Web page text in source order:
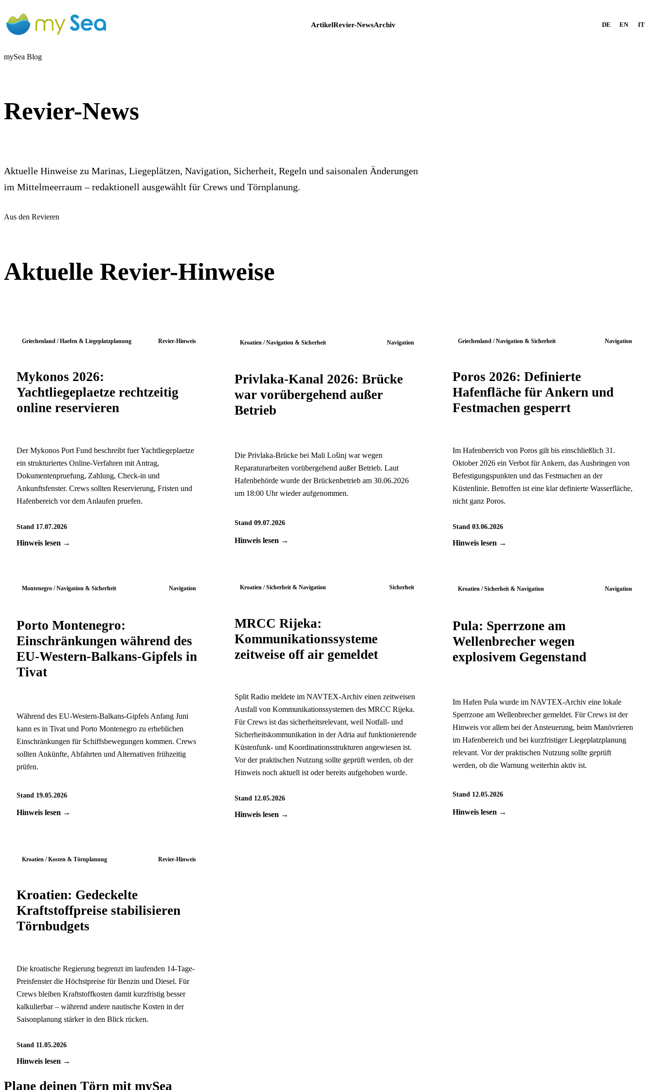
ArtikelRevier-NewsArchiv DE EN IT
mySea Blog
Revier-News
Aktuelle Hinweise zu Marinas, Liegeplätzen, Navigation, Sicherheit, Regeln und saisonalen Änderungen
im Mittelmeerraum – redaktionell ausgewählt für Crews und Törnplanung.
Aus den Revieren
Aktuelle Revier-Hinweise
Griechenland / Haefen & Liegeplatzplanung Revier-Hinweis
Mykonos 2026:
Yachtliegeplaetze rechtzeitig
online reservieren
Der Mykonos Port Fund beschreibt fuer Yachtliegeplaetze
ein strukturiertes Online-Verfahren mit Antrag,
Dokumentenpruefung, Zahlung, Check-in und
Ankunftsfenster. Crews sollten Reservierung, Fristen und
Hafenbereich vor dem Anlaufen pruefen.
Stand 17.07.2026
Hinweis lesen →
Kroatien / Navigation & Sicherheit Navigation
Privlaka-Kanal 2026: Brücke
war vorübergehend außer
Betrieb
Die Privlaka-Brücke bei Mali Lošinj war wegen
Reparaturarbeiten vorübergehend außer Betrieb. Laut
Hafenbehörde wurde der Brückenbetrieb am 30.06.2026
um 18:00 Uhr wieder aufgenommen.
Stand 09.07.2026
Hinweis lesen →
Griechenland / Navigation & Sicherheit Navigation
Poros 2026: Definierte
Hafenfläche für Ankern und
Festmachen gesperrt
Im Hafenbereich von Poros gilt bis einschließlich 31.
Oktober 2026 ein Verbot für Ankern, das Ausbringen von
Befestigungspunkten und das Festmachen an der
Küstenlinie. Betroffen ist eine klar definierte Wasserfläche,
nicht ganz Poros.
Stand 03.06.2026
Hinweis lesen →
Montenegro / Navigation & Sicherheit Navigation
Porto Montenegro:
Einschränkungen während des
EU-Western-Balkans-Gipfels in
Tivat
Während des EU-Western-Balkans-Gipfels Anfang Juni
kann es in Tivat und Porto Montenegro zu erheblichen
Einschränkungen für Schiffsbewegungen kommen. Crews
sollten Ankünfte, Abfahrten und Alternativen frühzeitig
prüfen.
Stand 19.05.2026
Hinweis lesen →
Kroatien / Sicherheit & Navigation Sicherheit
MRCC Rijeka:
Kommunikationssysteme
zeitweise off air gemeldet
Split Radio meldete im NAVTEX-Archiv einen zeitweisen
Ausfall von Kommunikationssystemen des MRCC Rijeka.
Für Crews ist das sicherheitsrelevant, weil Notfall- und
Sicherheitskommunikation in der Adria auf funktionierende
Küstenfunk- und Koordinationsstrukturen angewiesen ist.
Vor der praktischen Nutzung sollte geprüft werden, ob der
Hinweis noch aktuell ist oder bereits aufgehoben wurde.
Stand 12.05.2026
Hinweis lesen →
Kroatien / Sicherheit & Navigation Navigation
Pula: Sperrzone am
Wellenbrecher wegen
explosivem Gegenstand
Im Hafen Pula wurde im NAVTEX-Archiv eine lokale
Sperrzone am Wellenbrecher gemeldet. Für Crews ist der
Hinweis vor allem bei der Ansteuerung, beim Manövrieren
im Hafenbereich und bei kurzfristiger Liegeplatzplanung
relevant. Vor der praktischen Nutzung sollte geprüft
werden, ob die Warnung weiterhin aktiv ist.
Stand 12.05.2026
Hinweis lesen →
Kroatien / Kosten & Törnplanung Revier-Hinweis
Kroatien: Gedeckelte
Kraftstoffpreise stabilisieren
Törnbudgets
Die kroatische Regierung begrenzt im laufenden 14-Tage-
Preisfenster die Höchstpreise für Benzin und Diesel. Für
Crews bleiben Kraftstoffkosten damit kurzfristig besser
kalkulierbar – während andere nautische Kosten in der
Saisonplanung stärker in den Blick rücken.
Stand 11.05.2026
Hinweis lesen →
Plane deinen Törn mit mySea